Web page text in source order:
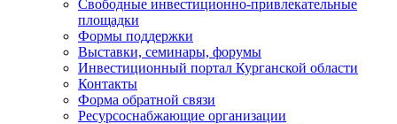
Свободные инвестиционно-привлекательные
площадки
Формы поддержки
Выставки, семинары, форумы
Инвестиционный портал Курганской области
Контакты
Форма обратной связи
Ресурсоснабжающие организации